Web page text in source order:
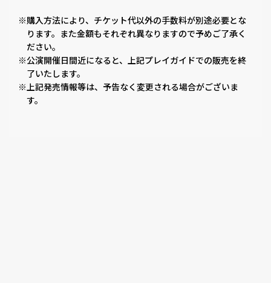
※購入方法により、チケット代以外の手数料が別途必要とな
ります。また金額もそれぞれ異なりますので予めご了承く
ださい。
※公演開催日間近になると、上記プレイガイドでの販売を終
了いたします。
※上記発売情報等は、予告なく変更される場合がございま
す。